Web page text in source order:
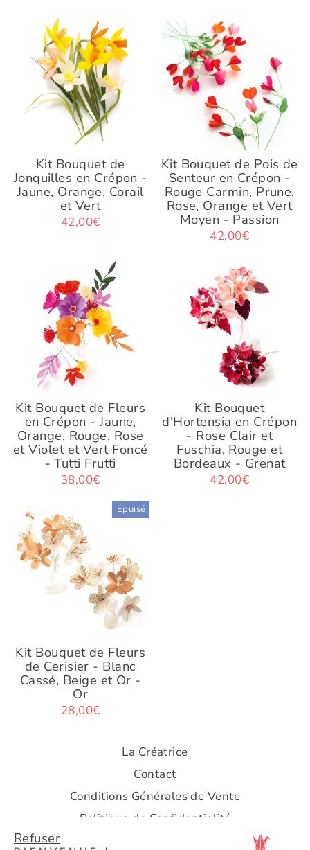
Kit Bouquet de
Jonquilles en Crépon -
Jaune, Orange, Corail
et Vert
42,00€
Kit Bouquet de Pois de
Senteur en Crépon -
Rouge Carmin, Prune,
Rose, Orange et Vert
Moyen - Passion
42,00€
Kit Bouquet de Fleurs
en Crépon - Jaune,
Orange, Rouge, Rose
et Violet et Vert Foncé
- Tutti Frutti
38,00€
Kit Bouquet
d'Hortensia en Crépon
- Rose Clair et
Fuschia, Rouge et
Bordeaux - Grenat
42,00€
Épuisé
Kit Bouquet de Fleurs
de Cerisier - Blanc
Cassé, Beige et Or -
Or
28,00€
La Créatrice
Contact
Conditions Générales de Vente
Politique de Confidentialité
Refuser
.